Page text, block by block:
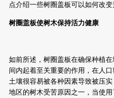
点介绍一些树圈盖板可以如何改变
树圈盖板使树木保持活力健康
如前所述，树圈盖板在确保种植
间内起着至关重要的作用，在人
土壤很容易被各种因素导致被压
地区的树木受苦原因之一，当使